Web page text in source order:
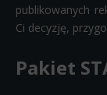
publikowanych
Ci decyzję,
Pakiet